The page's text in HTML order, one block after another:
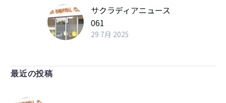
サクラディアニュース
061
29 7月 2025
最近の投稿